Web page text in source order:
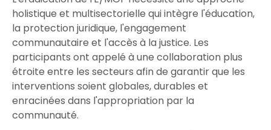
holistique et multisectorielle qui intègre l'éducation,
la protection juridique, l'engagement
communautaire et l'accès à la justice. Les
participants ont appelé à une collaboration plus
étroite entre les secteurs afin de garantir que les
interventions soient globales, durables et
enracinées dans l'appropriation par la
communauté.